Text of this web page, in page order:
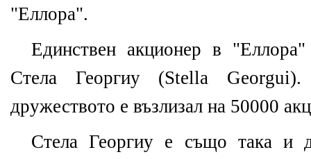
"Еллора".
Единствен акционер в
Стела Георгиу (Stella Georgui).
дружеството е възлизал на 50000
Стела Георгиу е също така и